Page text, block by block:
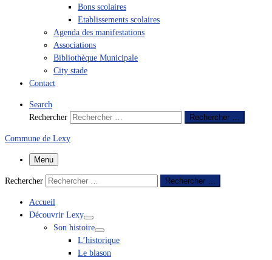
Bons scolaires
Etablissements scolaires
Agenda des manifestations
Associations
Bibliothèque Municipale
City stade
Contact
Search
Rechercher
Rechercher …
Commune de Lexy
Menu
Rechercher Rechercher …
Accueil
Découvrir Lexy
Son histoire
L’historique
Le blason